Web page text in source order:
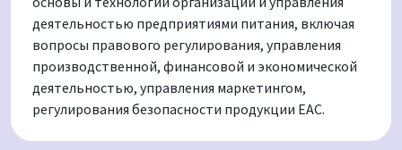
деятельностью предприятиями питания, включая
вопросы правового регулирования, управления
производственной, финансовой и экономической
деятельностью, управления маркетингом,
регулирования безопасности продукции ЕАС.